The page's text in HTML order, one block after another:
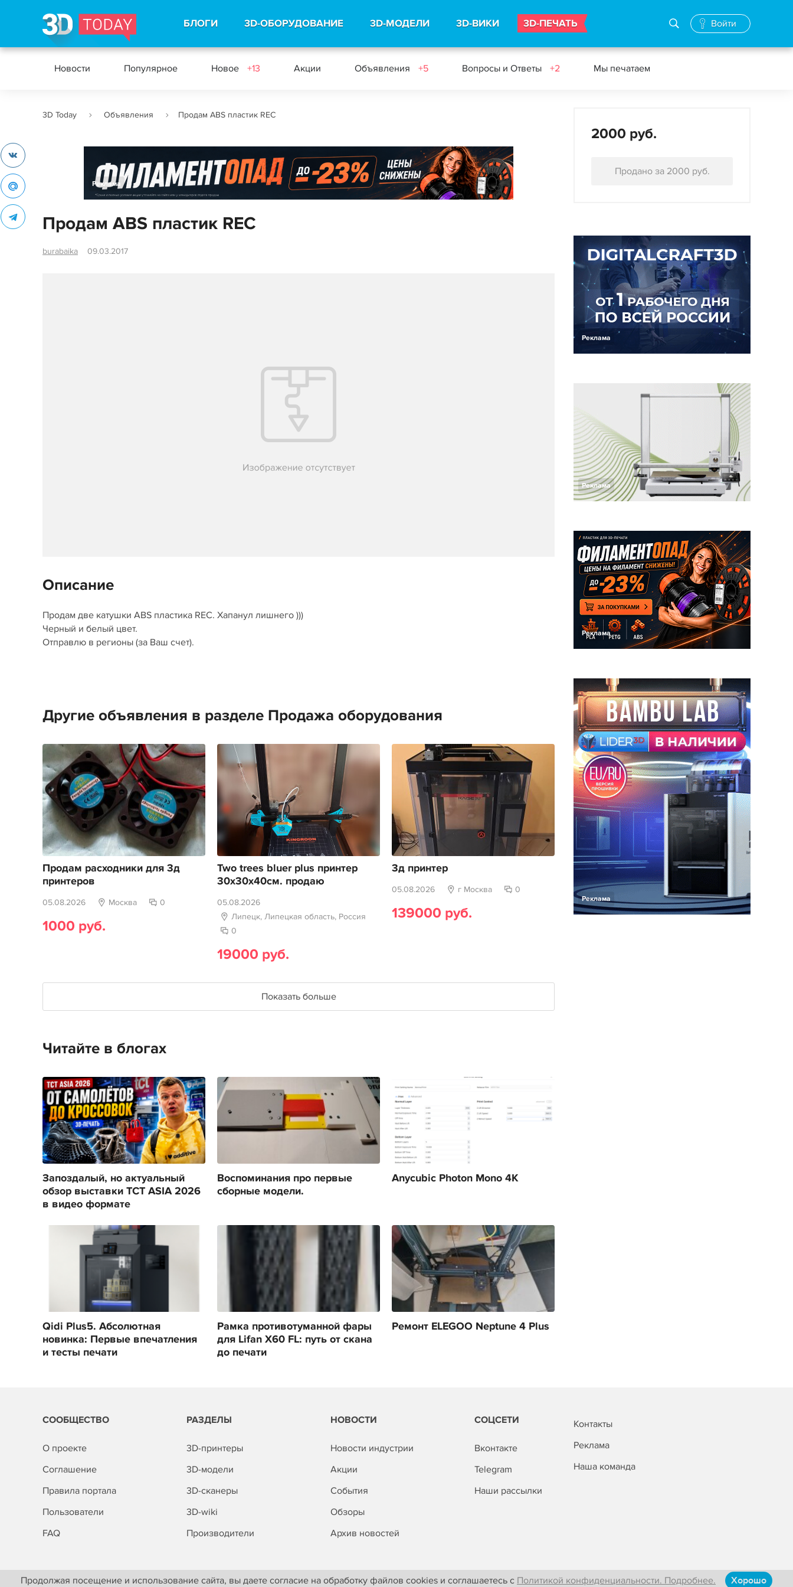
Продолжая посещение и использование сайта, вы даете согласие на обработку файлов cookies и соглашаетесь с Политикой конфиденциальности. Подробнее. Хорошо
БЛОГИ 3D-ОБОРУДОВАНИЕ 3D-МОДЕЛИ 3D-ВИКИ 3D-ПЕЧАТЬ Войти
Новости Популярное Новое +13 Акции Объявления +5 Вопросы и Ответы +2 Мы печатаем
3D Today Объявления Продам ABS пластик REC
Реклама
Продам ABS пластик REC
burabaika 09.03.2017
Описание
Продам две катушки ABS пластика REC. Хапанул лишнего )))
Черный и белый цвет.
Отправлю в регионы (за Ваш счет).
Другие объявления в разделе Продажа оборудования
Продам расходники для 3д
принтеров
05.08.2026 Москва 0
1000 руб.
Two trees bluer plus принтер
30х30х40см. продаю
05.08.2026
Липецк, Липецкая область, Россия
0
19000 руб.
3д принтер
05.08.2026 г Москва 0
139000 руб.
Показать больше
Читайте в блогах
Запоздалый, но актуальный
обзор выставки TCT ASIA 2026
в видео формате
Воспоминания про первые
сборные модели.
Anycubic Photon Mono 4K
Qidi Plus5. Абсолютная
новинка: Первые впечатления
и тесты печати
Рамка противотуманной фары
для Lifan X60 FL: путь от скана
до печати
Ремонт ELEGOO Neptune 4 Plus
2000 руб.
Продано за 2000 руб.
Реклама
Реклама
Реклама
Реклама
СООБЩЕСТВО
О проекте
Соглашение
Правила портала
Пользователи
FAQ
РАЗДЕЛЫ
3D-принтеры
3D-модели
3D-сканеры
3D-wiki
Производители
НОВОСТИ
Новости индустрии
Акции
События
Обзоры
Архив новостей
СОЦСЕТИ
Вконтакте
Telegram
Наши рассылки
Контакты
Реклама
Наша команда